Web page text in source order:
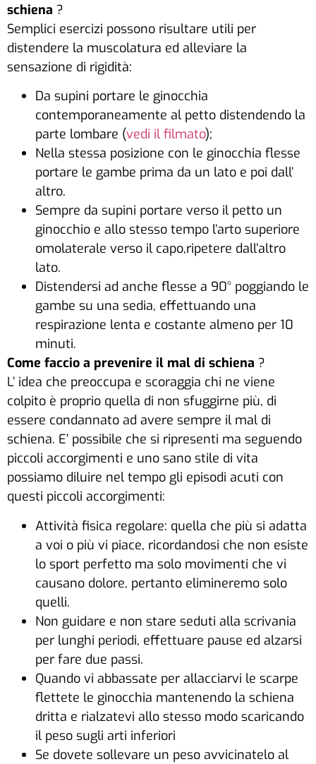
schiena ?
Semplici esercizi possono risultare utili per
distendere la muscolatura ed alleviare la
sensazione di rigidità:
Da supini portare le ginocchia
contemporaneamente al petto distendendo la
parte lombare (vedi il filmato);
Nella stessa posizione con le ginocchia flesse
portare le gambe prima da un lato e poi dall’
altro.
Sempre da supini portare verso il petto un
ginocchio e allo stesso tempo l’arto superiore
omolaterale verso il capo,ripetere dall’altro
lato.
Distendersi ad anche flesse a 90° poggiando le
gambe su una sedia, effettuando una
respirazione lenta e costante almeno per 10
minuti.
Come faccio a prevenire il mal di schiena ?
L’ idea che preoccupa e scoraggia chi ne viene
colpito è proprio quella di non sfuggirne più, di
essere condannato ad avere sempre il mal di
schiena. E’ possibile che si ripresenti ma seguendo
piccoli accorgimenti e uno sano stile di vita
possiamo diluire nel tempo gli episodi acuti con
questi piccoli accorgimenti:
Attività fisica regolare: quella che più si adatta
a voi o più vi piace, ricordandosi che non esiste
lo sport perfetto ma solo movimenti che vi
causano dolore, pertanto elimineremo solo
quelli.
Non guidare e non stare seduti alla scrivania
per lunghi periodi, effettuare pause ed alzarsi
per fare due passi.
Quando vi abbassate per allacciarvi le scarpe
flettete le ginocchia mantenendo la schiena
dritta e rialzatevi allo stesso modo scaricando
il peso sugli arti inferiori
Se dovete sollevare un peso avvicinatelo al